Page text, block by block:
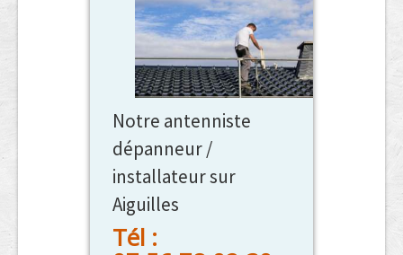
Notre antenniste
dépanneur /
installateur sur
Aiguilles
Tél :